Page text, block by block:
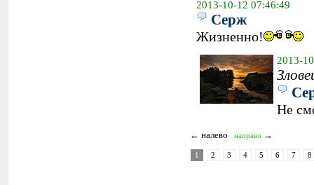
2013-10-12 07:46:49
Серж
Жизненно!
2013-
Не
← налево направо →
1 2 3 4 5 6 7 8